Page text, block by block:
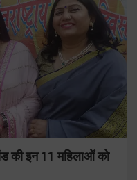
की इन 11 महिलाओं को